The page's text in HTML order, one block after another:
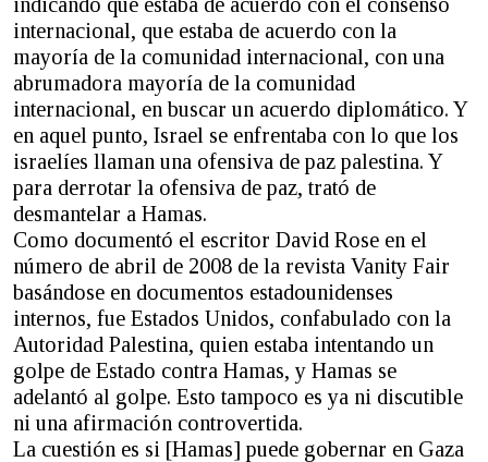
internacional, que estaba de acuerdo con la
mayoría de la comunidad internacional, con una
abrumadora mayoría de la comunidad
internacional, en buscar un acuerdo diplomático. Y
en aquel punto, Israel se enfrentaba con lo que los
israelíes llaman una ofensiva de paz palestina. Y
para derrotar la ofensiva de paz, trató de
desmantelar a Hamas.
Como documentó el escritor David Rose en el
número de abril de 2008 de la revista Vanity Fair
basándose en documentos estadounidenses
internos, fue Estados Unidos, confabulado con la
Autoridad Palestina, quien estaba intentando un
golpe de Estado contra Hamas, y Hamas se
adelantó al golpe. Esto tampoco es ya ni discutible
ni una afirmación controvertida.
La cuestión es si [Hamas] puede gobernar en Gaza